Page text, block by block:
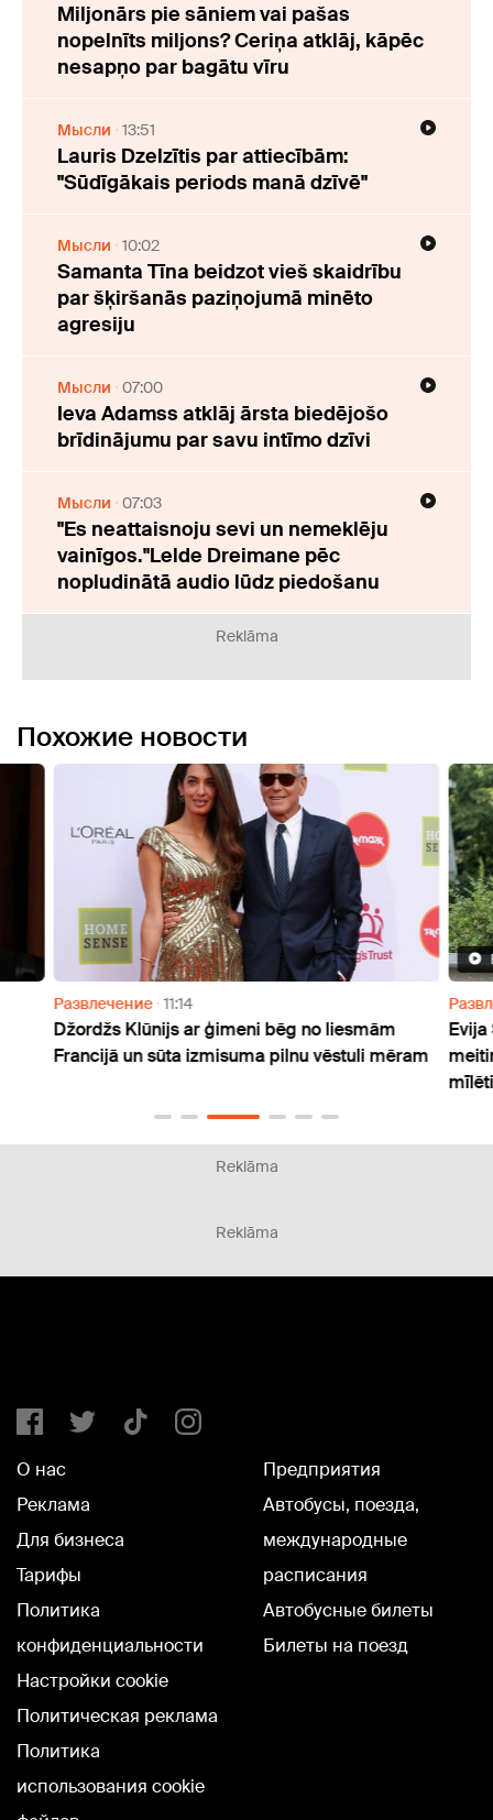
Miljonārs pie sāniem vai pašas
nopelnīts miljons? Ceriņa atklāj, kāpēc
nesapņo par bagātu vīru
Мысли 13:51
Lauris Dzelzītis par attiecībām:
"Sūdīgākais periods manā dzīvē"
Мысли 10:02
Samanta Tīna beidzot vieš skaidrību
par šķiršanās paziņojumā minēto
agresiju
Мысли 07:00
Ieva Adamss atklāj ārsta biedējošo
brīdinājumu par savu intīmo dzīvi
Мысли 07:03
"Es neattaisnoju sevi un nemeklēju
vainīgos."Lelde Dreimane pēc
nopludinātā audio lūdz piedošanu
Reklāma
Похожие новости
Развлечение 11:14
Džordžs Klūnijs ar ģimeni bēg no liesmām
Francijā un sūta izmisuma pilnu vēstuli mēram
Evija
Reklāma
Reklāma
О нас
Реклама
Для бизнеса
Тарифы
Политика
конфиденциальности
Настройки cookie
Политическая реклама
Политика
использования cookie
Предприятия
Автобусы, поезда,
международные
расписания
Автобусные билеты
Билеты на поезд